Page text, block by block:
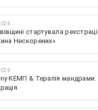
стартувала
Нескорених»
КЕМП & Терапія мандрами: